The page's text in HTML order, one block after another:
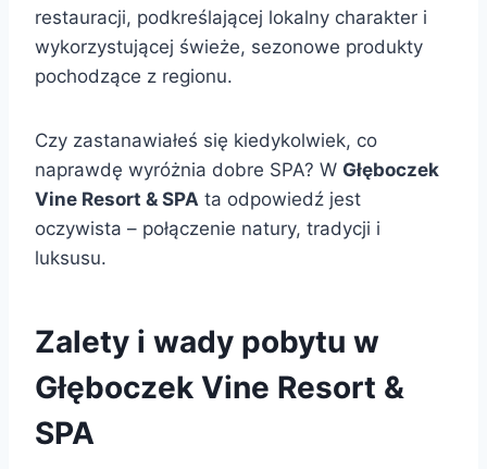
restauracji, podkreślającej lokalny charakter i
wykorzystującej świeże, sezonowe produkty
pochodzące z regionu.
Czy zastanawiałeś się kiedykolwiek, co
naprawdę wyróżnia dobre SPA? W Głęboczek
Vine Resort & SPA ta odpowiedź jest
oczywista – połączenie natury, tradycji i
luksusu.
Zalety i wady pobytu w
Głęboczek Vine Resort &
SPA